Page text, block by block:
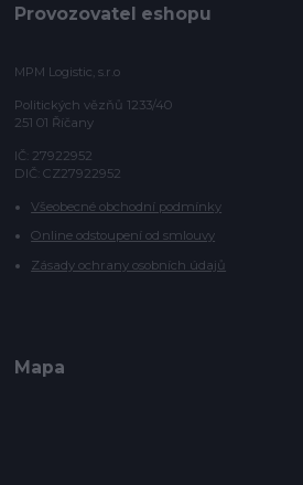
Provozovatel eshopu
MPM Logistic, s.r.o
Politických vězňů 1233/40
251 01 Říčany
IČ: 27922952
DIČ: CZ27922952
Všeobecné obchodní podmínky
Online odstoupení od smlouvy
Zásady ochrany osobních údajů
Mapa